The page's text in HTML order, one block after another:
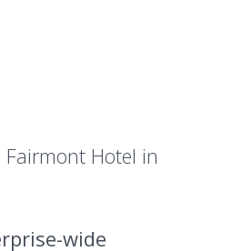
Hotel in
wide